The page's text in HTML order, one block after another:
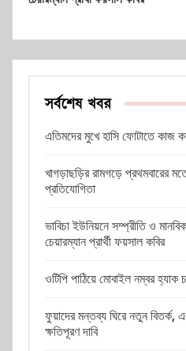
সর্বশেষ খবর
এতিমদের মুখে হাসি ফোটাতে কাজ
খাগড়াছড়ির রামগড়ে প্রথমবারের
প্রতিযোগিতা
ভাবিচা ইউনিয়নে সম্প্রীতি ও
চেয়ারম্যান প্রার্থী ফয়সাল কবির
ওটিপি পাঠিয়ে মোবাইল নম্বর
ফুয়াদের মন্তব্য ঘিরে নতুন বিতর্ক,
ক্ষতিপূরণ দাবি